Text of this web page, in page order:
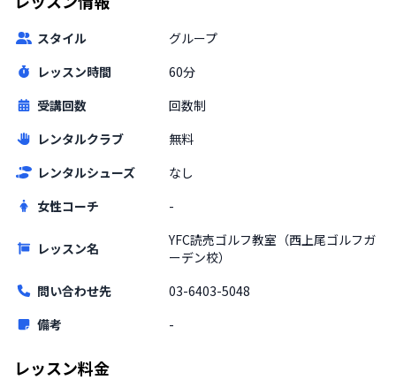
スタイル
グループ
レッスン時間
60分
受講回数
回数制
レンタルクラブ
無料
レンタルシューズ
なし
女性コーチ
-
レッスン名
YFC読売ゴルフ教室（西上尾ゴルフガ
ーデン校）
問い合わせ先
03-6403-5048
備考
-
レッスン料金